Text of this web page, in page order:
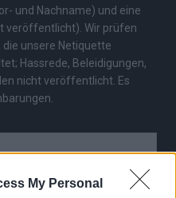
My Personal
und Nachname) und eine
veröffentlicht). Wir prüfen
unsere Netiquette
Hassrede, Beleidigungen,
nicht veröffentlicht. Es